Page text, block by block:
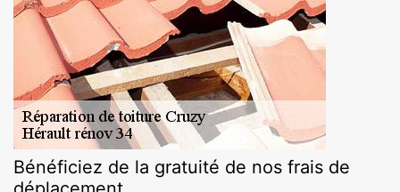
Bénéficiez de la gratuité de nos frais de